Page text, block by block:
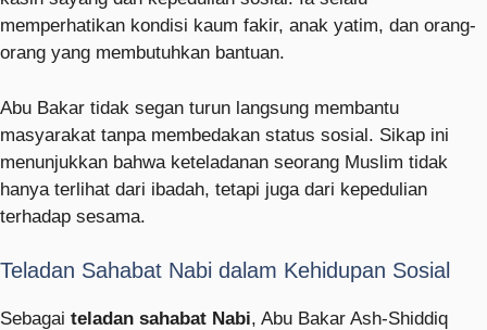
memperhatikan kondisi kaum fakir, anak yatim, dan orang-
orang yang membutuhkan bantuan.
Abu Bakar tidak segan turun langsung membantu
masyarakat tanpa membedakan status sosial. Sikap ini
menunjukkan bahwa keteladanan seorang Muslim tidak
hanya terlihat dari ibadah, tetapi juga dari kepedulian
terhadap sesama.
Teladan Sahabat Nabi dalam Kehidupan Sosial
Sebagai teladan sahabat Nabi, Abu Bakar Ash-Shiddiq